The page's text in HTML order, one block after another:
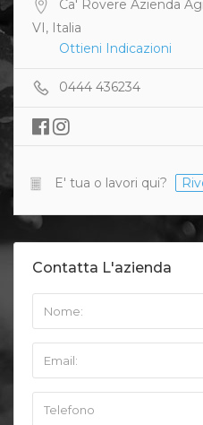
Ca' Rovere Azienda
VI, Italia
Ottieni Indicazioni
0444 436234
E' tua o lavori qui?
Contatta L'azienda